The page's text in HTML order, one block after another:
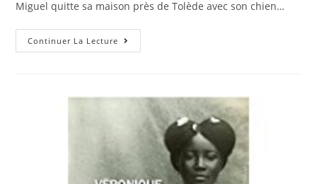
Miguel quitte sa maison près de Tolède avec son chien…
Continuer La Lecture